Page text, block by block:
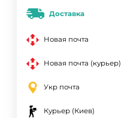
Доставка
Новая почта
Новая почта (курьер)
Укр почта
Курьер (Киев)